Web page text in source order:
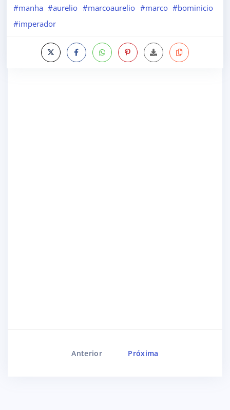
#manha #aurelio #marcoaurelio #marco #bominicio
#imperador
Anterior Próxima